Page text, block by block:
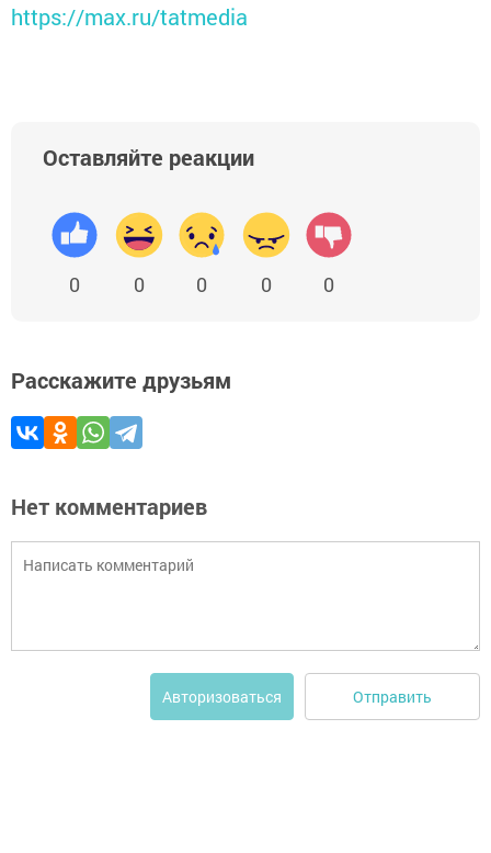
https://max.ru/tatmedia
Оставляйте реакции
0 0 0 0 0
Расскажите друзьям
Нет комментариев
Авторизоваться Отправить